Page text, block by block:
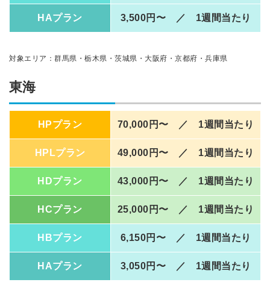
HAプラン 3,500円〜 ／ 1週間当たり
対象エリア：群馬県・栃木県・茨城県・大阪府・京都府・兵庫県
東海
HPプラン 70,000円〜 ／ 1週間当たり
HPLプラン 49,000円〜 ／ 1週間当たり
HDプラン 43,000円〜 ／ 1週間当たり
HCプラン 25,000円〜 ／ 1週間当たり
HBプラン 6,150円〜 ／ 1週間当たり
HAプラン 3,050円〜 ／ 1週間当たり